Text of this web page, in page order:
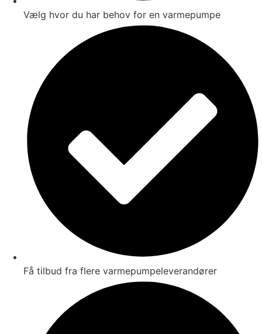
Vælg hvor du har behov for en varmepumpe
Få tilbud fra flere varmepumpeleverandører